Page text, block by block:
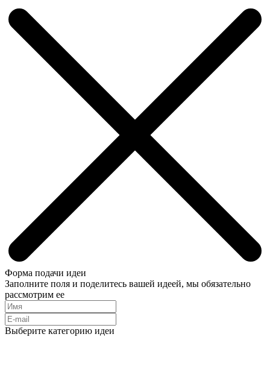
Форма подачи идеи
Заполните поля и поделитесь вашей идеей, мы обязательно
рассмотрим ее
Выберите категорию идеи